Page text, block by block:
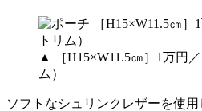
▲ ［H15×W11.5㎝］1万円
ム）
ソフトなシュリンクレザーを使